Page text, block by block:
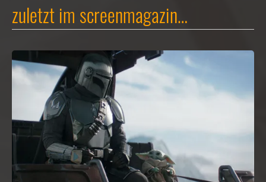
zuletzt im screenmagazin…